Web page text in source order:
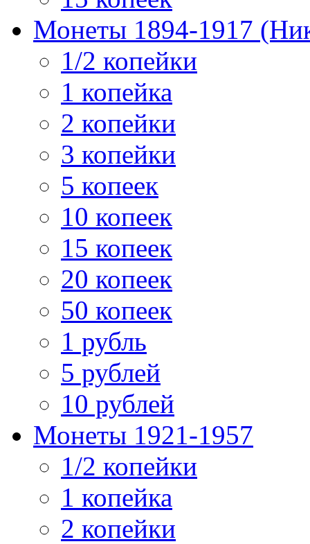
Монеты 1894-1917
1/2 копейки
1 копейка
2 копейки
3 копейки
5 копеек
10 копеек
15 копеек
20 копеек
50 копеек
1 рубль
5 рублей
10 рублей
Монеты 1921-1957
1/2 копейки
1 копейка
2 копейки